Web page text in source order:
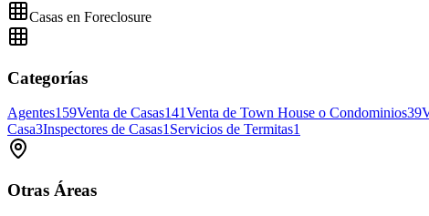
Casas en Foreclosure
Categorías
Agentes159Venta de Casas141Venta de Town House o Condominios39
Casa3Inspectores de Casas1Servicios de Termitas1
Otras Áreas